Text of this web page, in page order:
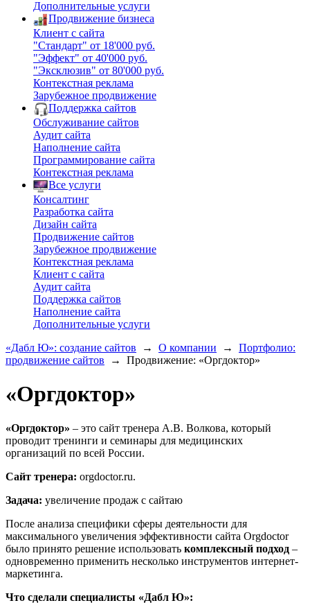
Дополнительные услуги
Продвижение бизнеса
Клиент с сайта
"Стандарт" от 18'000 руб.
"Эффект" от 40'000 руб.
"Эксклюзив" от 80'000 руб.
Контекстная реклама
Зарубежное продвижение
Поддержка сайтов
Обслуживание сайтов
Аудит сайта
Наполнение сайта
Программирование сайта
Контекстная реклама
Все услуги
Консалтинг
Разработка сайта
Дизайн сайта
Продвижение сайтов
Зарубежное продвижение
Контекстная реклама
Клиент с сайта
Аудит сайта
Поддержка сайтов
Наполнение сайта
Дополнительные услуги
«Дабл Ю»: создание сайтов
→ О компании →
Портфолио:
продвижение сайтов
→ Продвижение: «Оргдоктор»
«Оргдоктор»
«Оргдоктор» – это сайт тренера А.В. Волкова, который
проводит тренинги и семинары для медицинских
организаций по всей России.
Сайт тренера: orgdoctor.ru.
Задача: увеличение продаж с сайтаю
После анализа специфики сферы деятельности для
максимального увеличения эффективности сайта Orgdoctor
было принято решение использовать комплексный подход –
одновременно применить несколько инструментов интернет-
маркетинга.
Что сделали специалисты «Дабл Ю»: